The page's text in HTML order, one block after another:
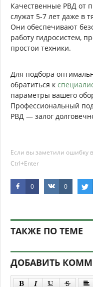
Качественные РВД от
служат 5-7 лет даже в
Они обеспечивают
работу гидросистем,
простои техники.
Для подбора
обратиться к
параметры вашего
Профессиональный
РВД — залог
Если вы заметили ошибку
Ctrl+Enter
0 0
ТАКЖЕ ПО ТЕМЕ
ДОБАВИТЬ